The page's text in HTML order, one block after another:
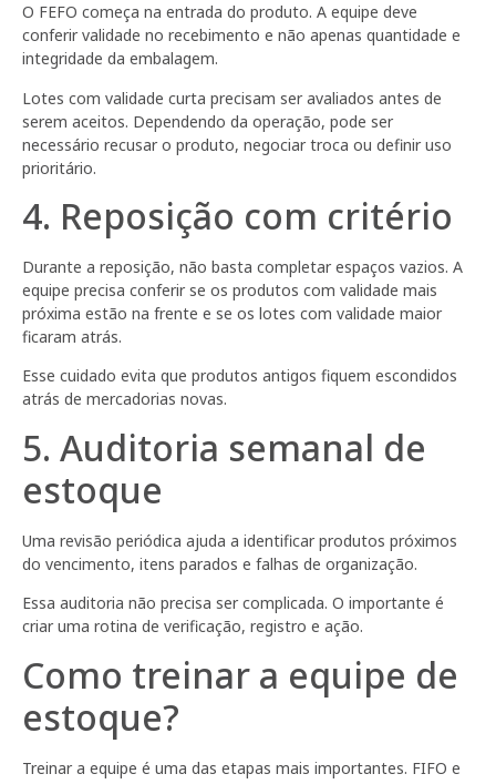
O FEFO começa na entrada do produto. A equipe deve
conferir validade no recebimento e não apenas quantidade e
integridade da embalagem.
Lotes com validade curta precisam ser avaliados antes de
serem aceitos. Dependendo da operação, pode ser
necessário recusar o produto, negociar troca ou definir uso
prioritário.
4. Reposição com critério
Durante a reposição, não basta completar espaços vazios. A
equipe precisa conferir se os produtos com validade mais
próxima estão na frente e se os lotes com validade maior
ficaram atrás.
Esse cuidado evita que produtos antigos fiquem escondidos
atrás de mercadorias novas.
5. Auditoria semanal de
estoque
Uma revisão periódica ajuda a identificar produtos próximos
do vencimento, itens parados e falhas de organização.
Essa auditoria não precisa ser complicada. O importante é
criar uma rotina de verificação, registro e ação.
Como treinar a equipe de
estoque?
Treinar a equipe é uma das etapas mais importantes. FIFO e